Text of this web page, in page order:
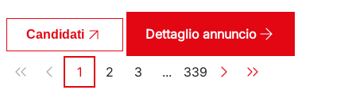
Candidati Dettaglio annuncio
Paginazione
Pagina
1 Pagina
2 Pagina
3 ... Pagina
339